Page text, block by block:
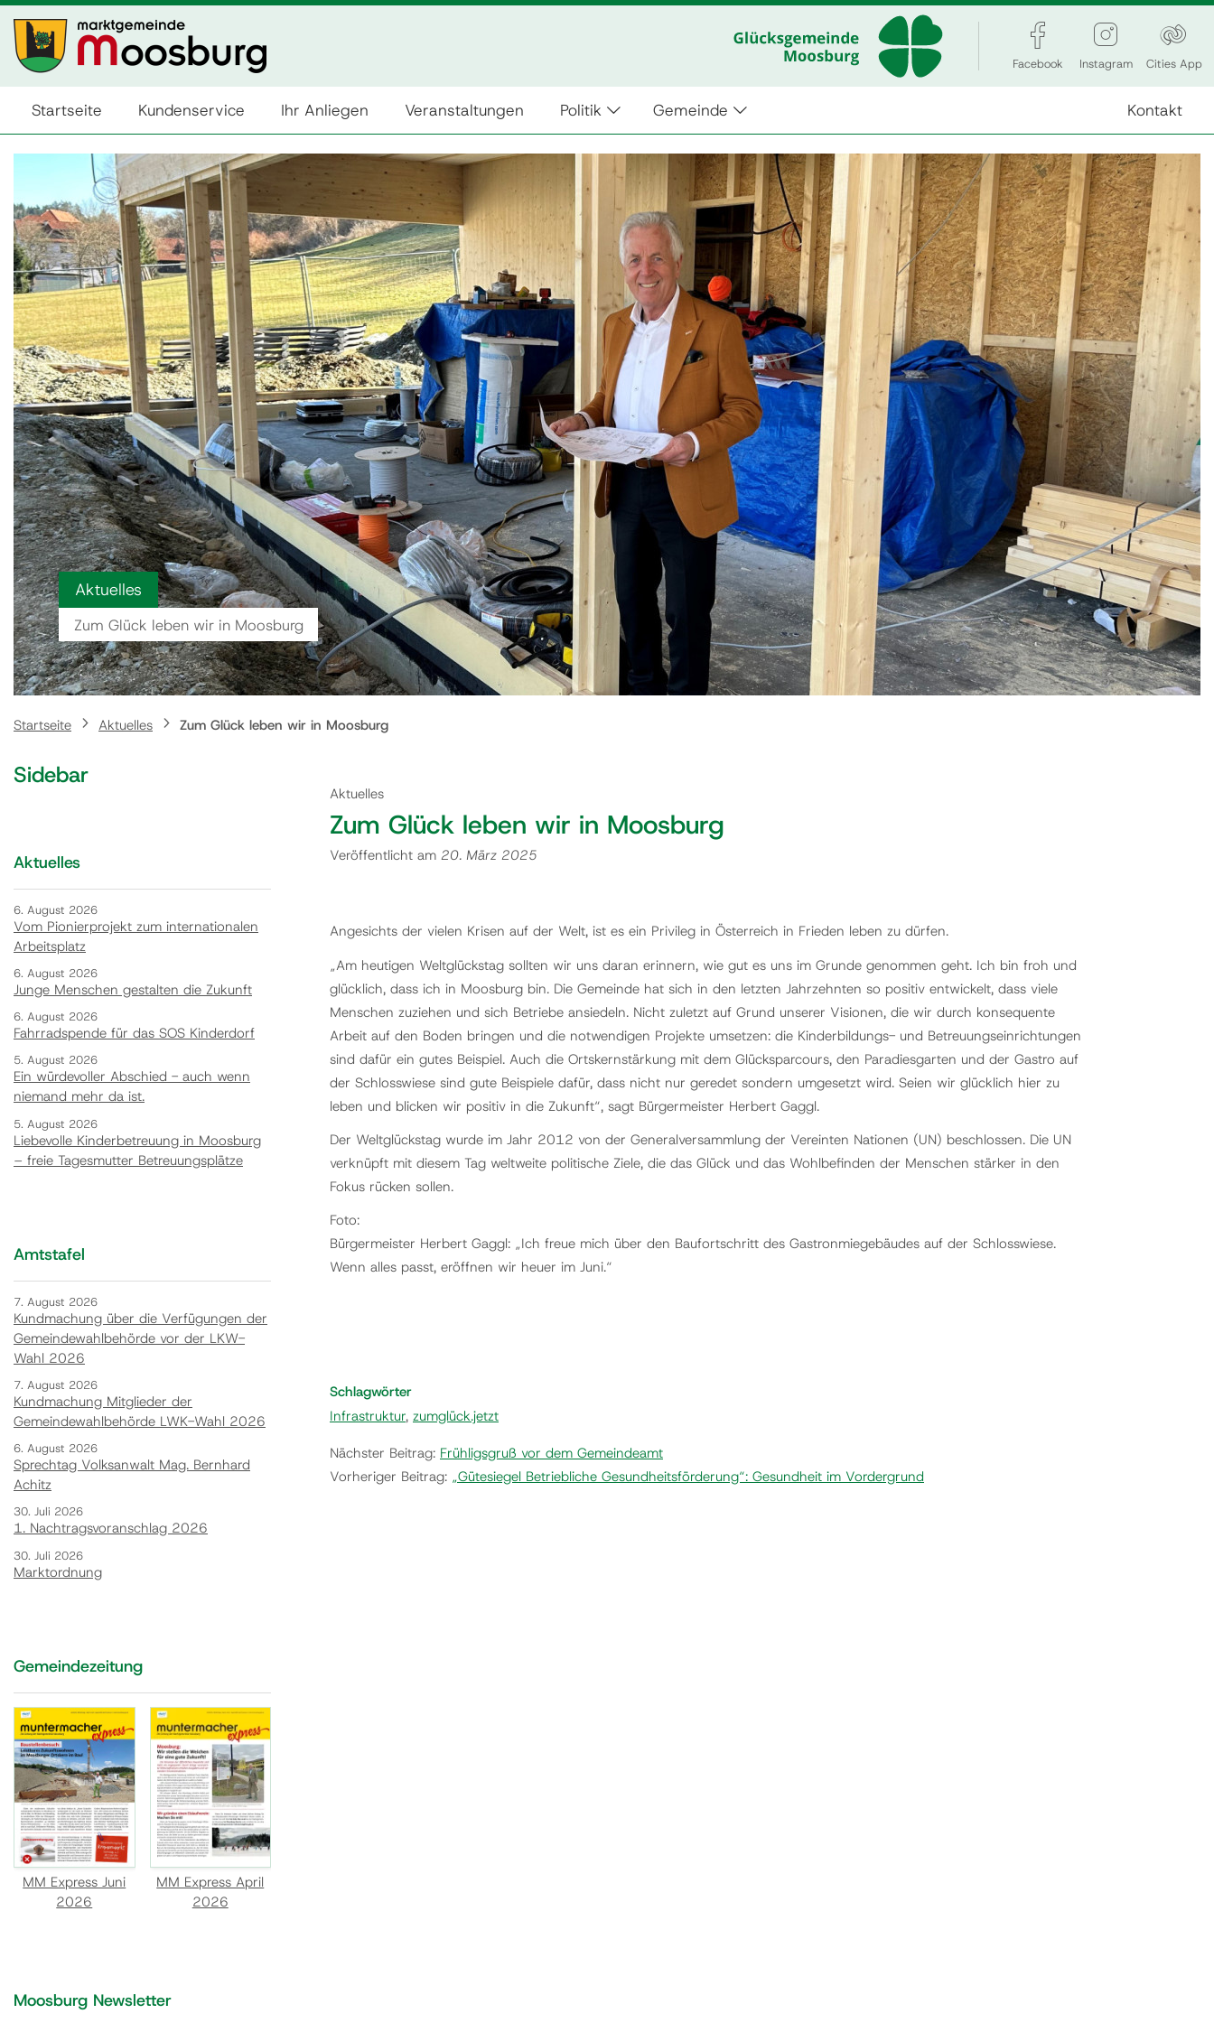
Facebook Instagram Cities App
Startseite Kundenservice Ihr Anliegen Veranstaltungen Politik Gemeinde Kontakt
Aktuelles
Zum Glück leben wir in Moosburg
Startseite Aktuelles Zum Glück leben wir in Moosburg
Aktuelles
Zum Glück leben wir in Moosburg
Veröffentlicht am 20. März 2025
Angesichts der vielen Krisen auf der Welt, ist es ein Privileg in Österreich in Frieden leben zu dürfen.
„Am heutigen Weltglückstag sollten wir uns daran erinnern, wie gut es uns im Grunde genommen geht. Ich bin froh und
glücklich, dass ich in Moosburg bin. Die Gemeinde hat sich in den letzten Jahrzehnten so positiv entwickelt, dass viele
Menschen zuziehen und sich Betriebe ansiedeln. Nicht zuletzt auf Grund unserer Visionen, die wir durch konsequente
Arbeit auf den Boden bringen und die notwendigen Projekte umsetzen: die Kinderbildungs- und Betreuungseinrichtungen
sind dafür ein gutes Beispiel. Auch die Ortskernstärkung mit dem Glücksparcours, den Paradiesgarten und der Gastro auf
der Schlosswiese sind gute Beispiele dafür, dass nicht nur geredet sondern umgesetzt wird. Seien wir glücklich hier zu
leben und blicken wir positiv in die Zukunft“, sagt Bürgermeister Herbert Gaggl.
Der Weltglückstag wurde im Jahr 2012 von der Generalversammlung der Vereinten Nationen (UN) beschlossen. Die UN
verknüpft mit diesem Tag weltweite politische Ziele, die das Glück und das Wohlbefinden der Menschen stärker in den
Fokus rücken sollen.
Foto:
Bürgermeister Herbert Gaggl: „Ich freue mich über den Baufortschritt des Gastronmiegebäudes auf der Schlosswiese.
Wenn alles passt, eröffnen wir heuer im Juni.“
Schlagwörter
Infrastruktur, zumglück.jetzt
Nächster Beitrag: Frühligsgruß vor dem Gemeindeamt
Vorheriger Beitrag: „Gütesiegel Betriebliche Gesundheitsförderung“: Gesundheit im Vordergrund
Sidebar
Aktuelles
6. August 2026
Vom Pionierprojekt zum internationalen
Arbeitsplatz
6. August 2026
Junge Menschen gestalten die Zukunft
6. August 2026
Fahrradspende für das SOS Kinderdorf
5. August 2026
Ein würdevoller Abschied - auch wenn
niemand mehr da ist.
5. August 2026
Liebevolle Kinderbetreuung in Moosburg
– freie Tagesmutter Betreuungsplätze
Amtstafel
7. August 2026
Kundmachung über die Verfügungen der
Gemeindewahlbehörde vor der LKW-
Wahl 2026
7. August 2026
Kundmachung Mitglieder der
Gemeindewahlbehörde LWK-Wahl 2026
6. August 2026
Sprechtag Volksanwalt Mag. Bernhard
Achitz
30. Juli 2026
1. Nachtragsvoranschlag 2026
30. Juli 2026
Marktordnung
Gemeindezeitung
MM Express Juni
2026
MM Express April
2026
Moosburg Newsletter